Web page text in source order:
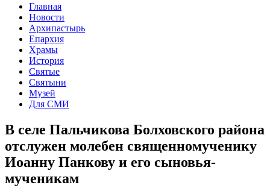
Главная
Новости
Архипастырь
Епархия
Храмы
История
Святые
Святыни
Музей
Для СМИ
В селе Пальчикова Болховского района
отслужен молебен священномученику
Иоанну Панкову и его сыновья-
мученикам